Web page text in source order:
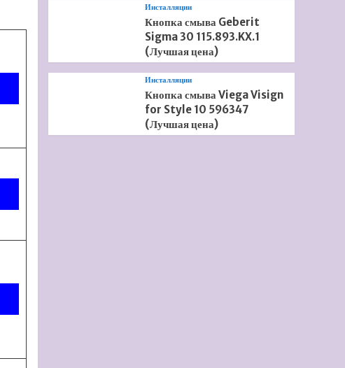
Инсталляции
Кнопка смыва Geberit
Sigma 30 115.893.KX.1
(Лучшая цена)
Инсталляции
Кнопка смыва Viega Visign
for Style 10 596347
(Лучшая цена)